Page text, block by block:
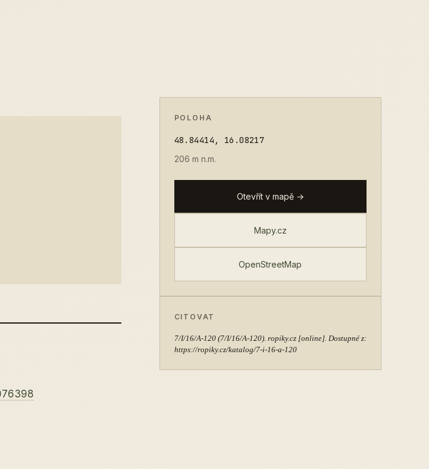
POLOHA
48.84414, 16.08217
206 m n.m.
Otevřít v mapě →
Mapy.cz
OpenStreetMap
CITOVAT
7/I/16/A-120(7/I/16/A-120). ropiky.cz [online]. Dostupné z:
https://ropiky.cz/katalog/7-i-16-a-120